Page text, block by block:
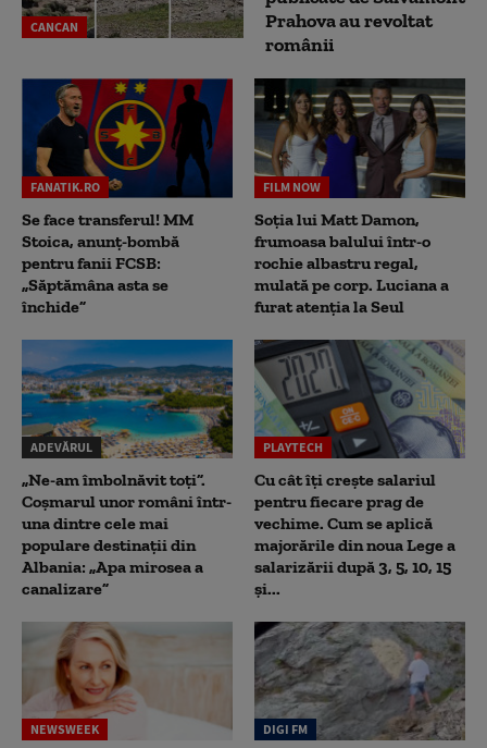
CANCAN
Prahova au revoltat
românii
FANATIK.RO
Se face transferul! MM
Stoica, anunț-bombă
pentru fanii FCSB:
„Săptămâna asta se
închide”
FILM NOW
Soția lui Matt Damon,
frumoasa balului într-o
rochie albastru regal,
mulată pe corp. Luciana a
furat atenția la Seul
ADEVĂRUL
„Ne-am îmbolnăvit toți”.
Coșmarul unor români într-
una dintre cele mai
populare destinații din
Albania: „Apa mirosea a
canalizare”
PLAYTECH
Cu cât îți crește salariul
pentru fiecare prag de
vechime. Cum se aplică
majorările din noua Lege a
salarizării după 3, 5, 10, 15
și...
NEWSWEEK DIGI FM